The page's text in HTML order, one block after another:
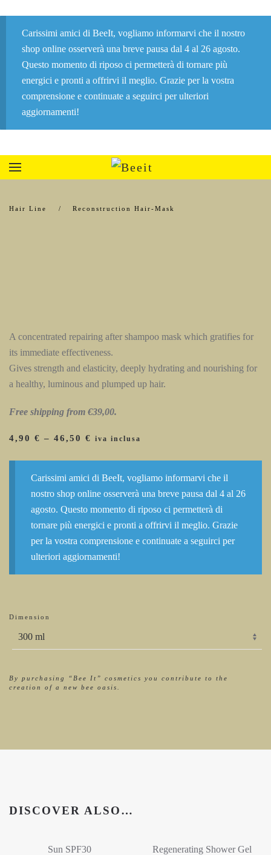
Carissimi amici di BeeIt, vogliamo informarvi che il nostro
shop online osserverà una breve pausa dal 4 al 26 agosto.
Questo momento di riposo ci permetterà di tornare più
energici e pronti a offrirvi il meglio. Grazie per la vostra
comprensione e continuate a seguirci per ulteriori
aggiornamenti!
Hair Line Reconstruction Hair-Mask
A concentrated repairing after shampoo mask which gratifies for
its immediate effectiveness.
Gives strength and elasticity, deeply hydrating and nourishing for
a healthy, luminous and plumped up hair.
Free shipping from €39,00.
4,90 € – 46,50 € Price
4,90 €
through
46,50 €
iva inclusa
Carissimi amici di BeeIt, vogliamo informarvi che il
nostro shop online osserverà una breve pausa dal 4 al 26
agosto. Questo momento di riposo ci permetterà di
tornare più energici e pronti a offrirvi il meglio. Grazie
per la vostra comprensione e continuate a seguirci per
ulteriori aggiornamenti!
Dimension
By purchasing “Bee It” cosmetics you contribute to the
creation of a new bee oasis.
DISCOVER ALSO…
Sun SPF30 Regenerating Shower Gel